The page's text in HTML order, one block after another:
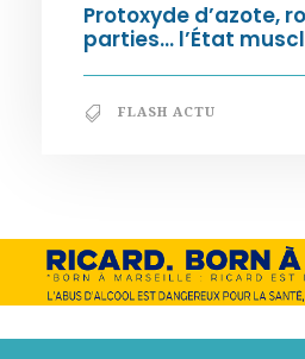
Protoxyde d’azote,
parties… l’État
FLASH ACTU